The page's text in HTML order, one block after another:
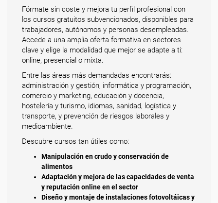
Fórmate sin coste y mejora tu perfil profesional con
los cursos gratuitos subvencionados, disponibles para
trabajadores, autónomos y personas desempleadas.
Accede a una amplia oferta formativa en sectores
clave y elige la modalidad que mejor se adapte a ti:
online, presencial o mixta.
Entre las áreas más demandadas encontrarás:
administración y gestión, informática y programación,
comercio y marketing, educación y docencia,
hostelería y turismo, idiomas, sanidad, logística y
transporte, y prevención de riesgos laborales y
medioambiente.
Descubre cursos tan útiles como:
Manipulación en crudo y conservación de
alimentos
Adaptación y mejora de las capacidades de venta
y reputación online en el sector
Diseño y montaje de instalaciones fotovoltáicas y